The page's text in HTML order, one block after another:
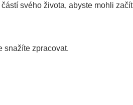
svého života, abyste mohli začít
snažíte zpracovat.